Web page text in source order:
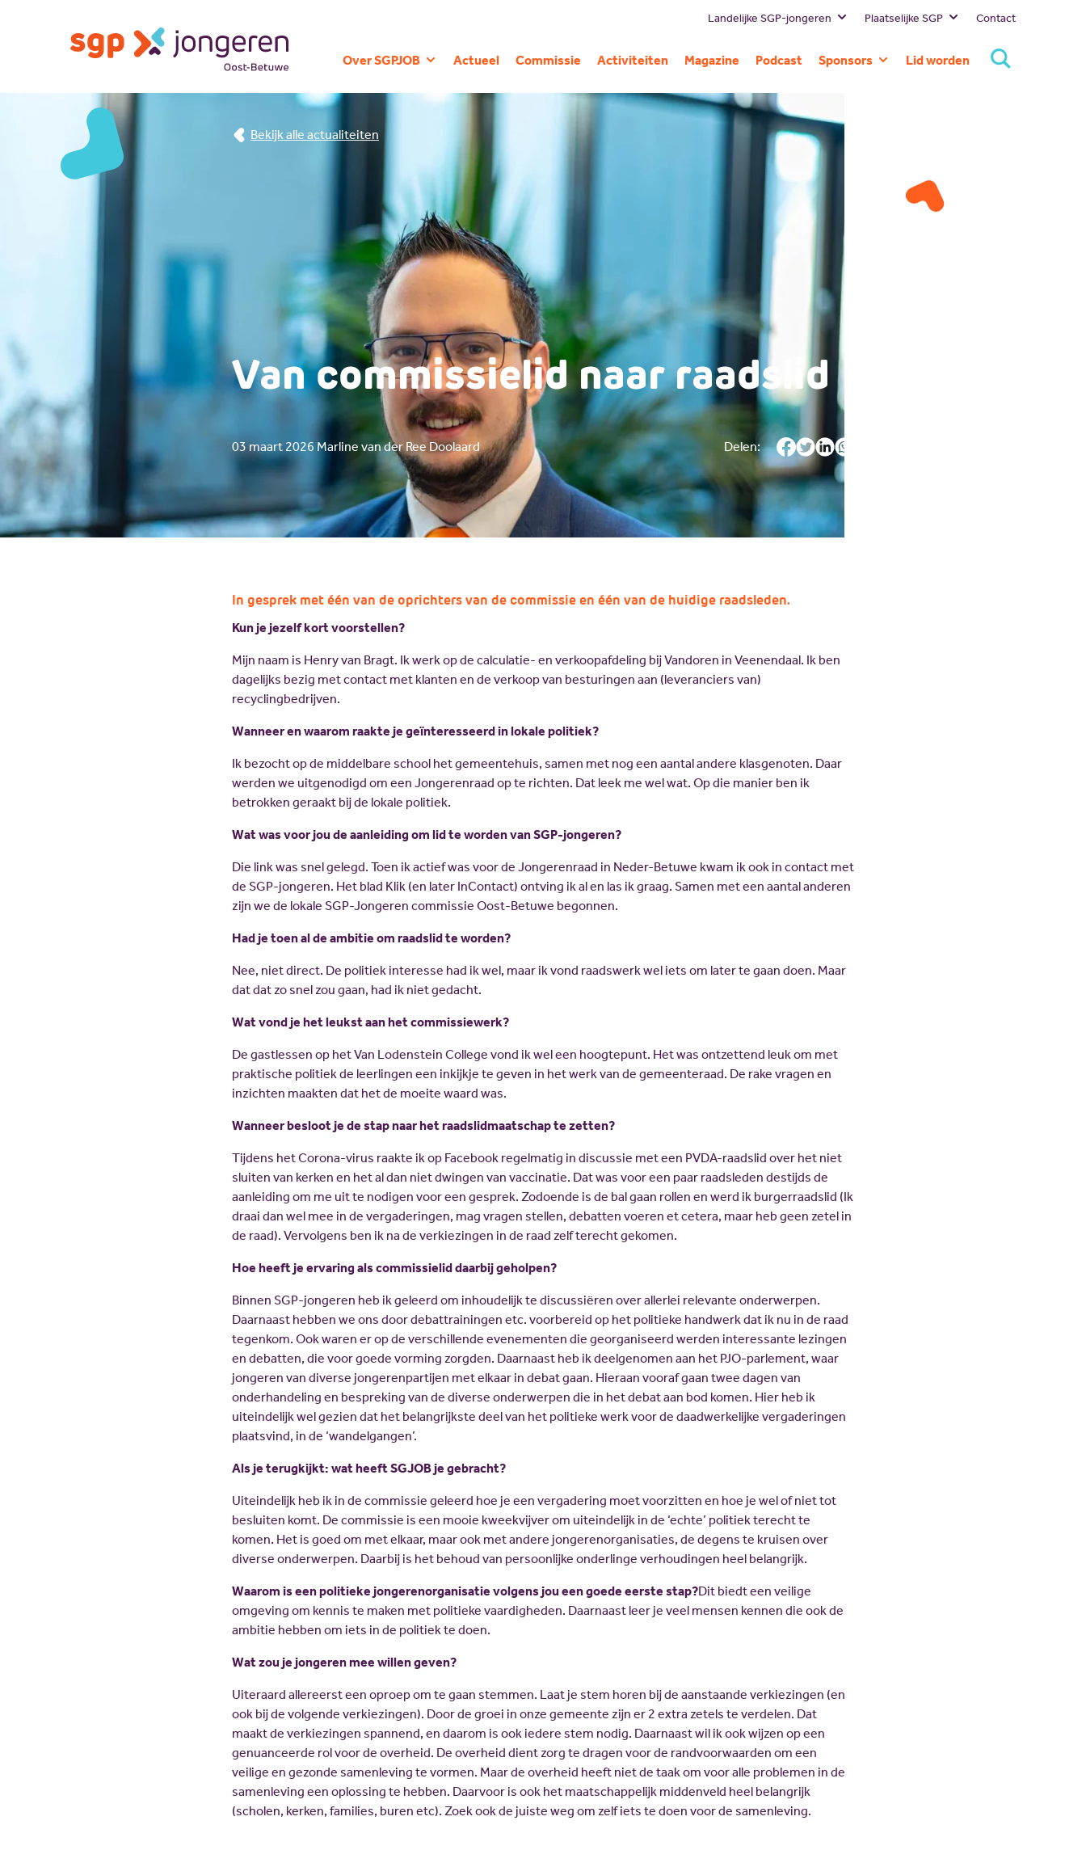
Landelijke SGP-jongeren
Geschiedenis
Standpunten
Plaatselijke SGP
politici
Rivierenland
Contact
Over SGPJOB
Geschiedenis
Actueel Commissie Activiteiten Magazine Podcast Sponsors Lid worden
Bekijk alle actualiteiten
Van commissielid naar raadslid
03 maart 2026 Marline van der Ree Doolaard Delen:
In gesprek met één van de oprichters van de commissie en één van de huidige raadsleden.
Kun je jezelf kort voorstellen?
Mijn naam is Henry van Bragt. Ik werk op de calculatie- en verkoopafdeling bij Vandoren in Veenendaal. Ik ben
dagelijks bezig met contact met klanten en de verkoop van besturingen aan (leveranciers van)
recyclingbedrijven.
Wanneer en waarom raakte je geïnteresseerd in lokale politiek?
Ik bezocht op de middelbare school het gemeentehuis, samen met nog een aantal andere klasgenoten. Daar
werden we uitgenodigd om een Jongerenraad op te richten. Dat leek me wel wat. Op die manier ben ik
betrokken geraakt bij de lokale politiek.
Wat was voor jou de aanleiding om lid te worden van SGP-jongeren?
Die link was snel gelegd. Toen ik actief was voor de Jongerenraad in Neder-Betuwe kwam ik ook in contact met
de SGP-jongeren. Het blad Klik (en later InContact) ontving ik al en las ik graag. Samen met een aantal anderen
zijn we de lokale SGP-Jongeren commissie Oost-Betuwe begonnen.
Had je toen al de ambitie om raadslid te worden?
Nee, niet direct. De politiek interesse had ik wel, maar ik vond raadswerk wel iets om later te gaan doen. Maar
dat dat zo snel zou gaan, had ik niet gedacht.
Wat vond je het leukst aan het commissiewerk?
De gastlessen op het Van Lodenstein College vond ik wel een hoogtepunt. Het was ontzettend leuk om met
praktische politiek de leerlingen een inkijkje te geven in het werk van de gemeenteraad. De rake vragen en
inzichten maakten dat het de moeite waard was.
Wanneer besloot je de stap naar het raadslidmaatschap te zetten?
Tijdens het Corona-virus raakte ik op Facebook regelmatig in discussie met een PVDA-raadslid over het niet
sluiten van kerken en het al dan niet dwingen van vaccinatie. Dat was voor een paar raadsleden destijds de
aanleiding om me uit te nodigen voor een gesprek. Zodoende is de bal gaan rollen en werd ik burgerraadslid (Ik
draai dan wel mee in de vergaderingen, mag vragen stellen, debatten voeren et cetera, maar heb geen zetel in
de raad). Vervolgens ben ik na de verkiezingen in de raad zelf terecht gekomen.
Hoe heeft je ervaring als commissielid daarbij geholpen?
Binnen SGP-jongeren heb ik geleerd om inhoudelijk te discussiëren over allerlei relevante onderwerpen.
Daarnaast hebben we ons door debattrainingen etc. voorbereid op het politieke handwerk dat ik nu in de raad
tegenkom. Ook waren er op de verschillende evenementen die georganiseerd werden interessante lezingen
en debatten, die voor goede vorming zorgden. Daarnaast heb ik deelgenomen aan het PJO-parlement, waar
jongeren van diverse jongerenpartijen met elkaar in debat gaan. Hieraan vooraf gaan twee dagen van
onderhandeling en bespreking van de diverse onderwerpen die in het debat aan bod komen. Hier heb ik
uiteindelijk wel gezien dat het belangrijkste deel van het politieke werk voor de daadwerkelijke vergaderingen
plaatsvind, in de ‘wandelgangen’.
Als je terugkijkt: wat heeft SGJOB je gebracht?
Uiteindelijk heb ik in de commissie geleerd hoe je een vergadering moet voorzitten en hoe je wel of niet tot
besluiten komt. De commissie is een mooie kweekvijver om uiteindelijk in de ‘echte’ politiek terecht te
komen. Het is goed om met elkaar, maar ook met andere jongerenorganisaties, de degens te kruisen over
diverse onderwerpen. Daarbij is het behoud van persoonlijke onderlinge verhoudingen heel belangrijk.
Waarom is een politieke jongerenorganisatie volgens jou een goede eerste stap?Dit biedt een veilige
omgeving om kennis te maken met politieke vaardigheden. Daarnaast leer je veel mensen kennen die ook de
ambitie hebben om iets in de politiek te doen.
Wat zou je jongeren mee willen geven?
Uiteraard allereerst een oproep om te gaan stemmen. Laat je stem horen bij de aanstaande verkiezingen (en
ook bij de volgende verkiezingen). Door de groei in onze gemeente zijn er 2 extra zetels te verdelen. Dat
maakt de verkiezingen spannend, en daarom is ook iedere stem nodig. Daarnaast wil ik ook wijzen op een
genuanceerde rol voor de overheid. De overheid dient zorg te dragen voor de randvoorwaarden om een
veilige en gezonde samenleving te vormen. Maar de overheid heeft niet de taak om voor alle problemen in de
samenleving een oplossing te hebben. Daarvoor is ook het maatschappelijk middenveld heel belangrijk
(scholen, kerken, families, buren etc). Zoek ook de juiste weg om zelf iets te doen voor de samenleving.